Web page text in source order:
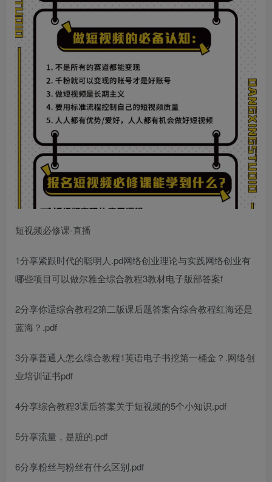
短视频必修课-直播
1分享紧跟时代的聪明人.pd网络创业理论与实践网络创业有
哪些项目可以做尔雅全综合教程3教材电子版部答案f
2分享你适综合教程2第二版课后题答案合综合教程红海还是
蓝海？.pdf
3分享普通人怎么综合教程1英语电子书挖第一桶金？.网络创
业培训证书pdf
4分享综合教程3课后答案关于短视频的5个小知识.pdf
5分享流量，是脏的.pdf
6分享粉丝与粉丝有什么区别.pdf